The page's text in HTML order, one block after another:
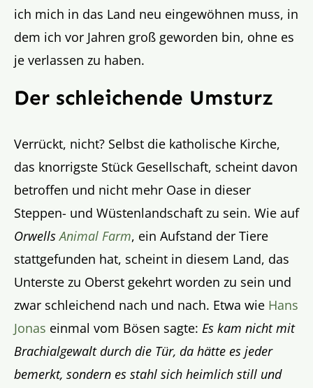
ich mich in das Land neu eingewöhnen muss, in
dem ich vor Jahren groß geworden bin, ohne es
je verlassen zu haben.
Der schleichende Umsturz
Verrückt, nicht? Selbst die katholische Kirche,
das knorrigste Stück Gesellschaft, scheint davon
betroffen und nicht mehr Oase in dieser
Steppen- und Wüstenlandschaft zu sein. Wie auf
OrwellsAnimal Farm, ein Aufstand der Tiere
stattgefunden hat, scheint in diesem Land, das
Unterste zu Oberst gekehrt worden zu sein und
zwar schleichend nach und nach. Etwa wie Hans
Jonas einmal vom Bösen sagte: Es kam nicht mit
Brachialgewalt durch die Tür, da hätte es jeder
bemerkt, sondern es stahl sich heimlich still und